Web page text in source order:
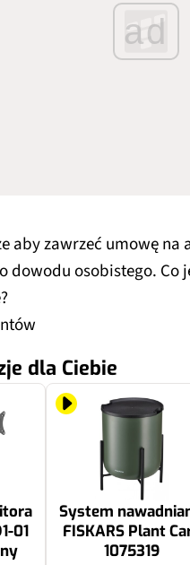
ad
aby zawrzeć umowę na
dowodu osobistego. Co
dla Ciebie
01
System
FISKARS Plant
1075319